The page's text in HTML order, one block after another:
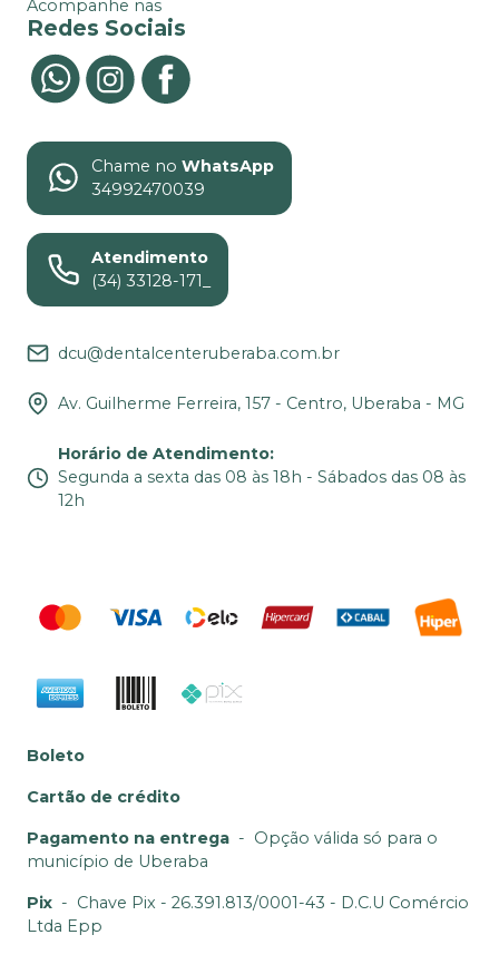
Acompanhe nas
Redes Sociais
Chame no WhatsApp
34992470039
Atendimento
(34) 33128-171_
dcu@dentalcenteruberaba.com.br
Av. Guilherme Ferreira, 157 - Centro, Uberaba - MG
Horário de Atendimento:
Segunda a sexta das 08 às 18h - Sábados das 08 às
12h
Boleto
Cartão de crédito
Pagamento na entrega - Opção válida só para o
município de Uberaba
Pix - Chave Pix - 26.391.813/0001-43 - D.C.U Comércio
Ltda Epp